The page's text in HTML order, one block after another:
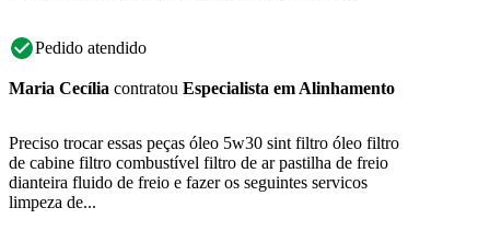
Pedido atendido
Maria Cecília contratou Especialista em Alinhamento
Preciso trocar essas peças óleo 5w30 sint filtro óleo filtro
de cabine filtro combustível filtro de ar pastilha de freio
dianteira fluido de freio e fazer os seguintes servicos
limpeza de...